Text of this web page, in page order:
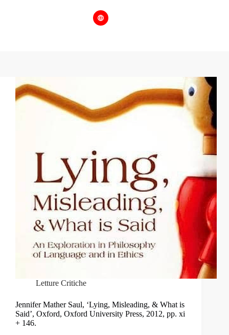
Letture Critiche
Jennifer Mather Saul, ‘Lying, Misleading, & What is
Said’, Oxford, Oxford University Press, 2012, pp. xi
+ 146.